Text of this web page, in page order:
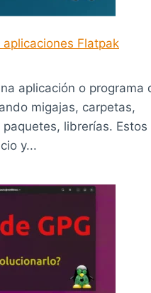
Flatpak
aplicación o programa
migajas, carpetas,
librerías. Estos
y...